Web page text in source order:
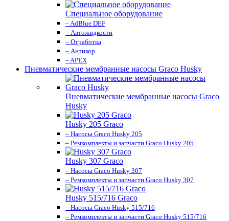
Специальное оборудование
– AdBlue DEF
– Автожидкости
– Отработка
– Антикор
– APEX
Пневматические мембранные насосы Graco Husky
Пневматические мембранные насосы Graco
Husky
Husky 205 Graco
– Насосы Graco Husky 205
– Ремкомплекты и запчасти Graco Husky 205
Husky 307 Graco
– Насосы Graco Husky 307
– Ремкомплекты и запчасти Graco Husky 307
Husky 515/716 Graco
– Насосы Graco Husky 515/716
– Ремкомплекты и запчасти Graco Husky 515/716